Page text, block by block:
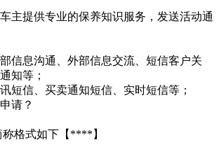
主提供专业的保养知识服务，发送活动通
信息沟通、外部信息交流、短信客户关
知等；
短信、买卖通知短信、实时短信等；
请？
格式如下【****】